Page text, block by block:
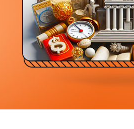
دانلود رایگان
برنامه‌